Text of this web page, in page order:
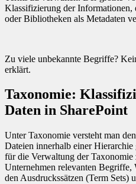
Klassifizierung der Informationen,
oder Bibliotheken als Metadaten
Zu viele unbekannte Begriffe?
erklärt.
Taxonomie:
Daten in SharePoint
Unter Taxonomie versteht man
Dateien innerhalb einer
für die Verwaltung der
Unternehmen relevanten
den Ausdruckssätzen (Term Sets)